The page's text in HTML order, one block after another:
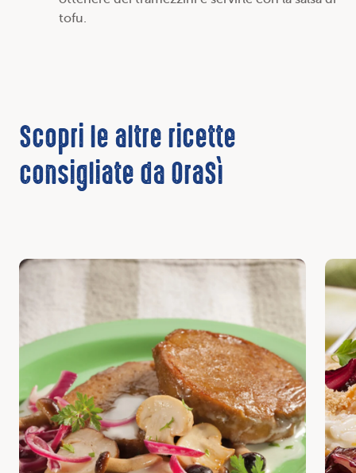
tofu.
Scopri le altre ricette
consigliate da OraSì
Scopri